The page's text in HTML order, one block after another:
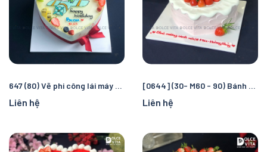
647 (80) Vẽ phi công lái máy bay trực thăng - Hoàng tử Bé
Liên hệ
[0644] (30- M60 - 90) Bánh trái tim trang trí dâu tây.
Liên hệ